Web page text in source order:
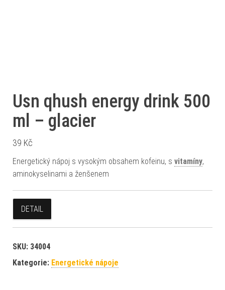
Usn qhush energy drink 500
ml – glacier
39 Kč
Energetický nápoj s vysokým obsahem kofeinu, s vitamíny,
aminokyselinami a ženšenem
DETAIL
SKU: 34004
Kategorie: Energetické nápoje